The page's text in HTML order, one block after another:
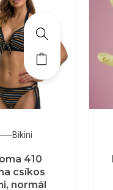
Bikini
410
csíkos
normál